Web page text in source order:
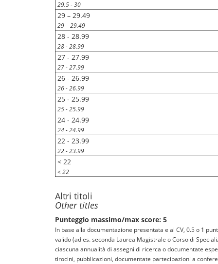
29.5 - 30
29 – 29.49
29 – 29.49
28 - 28.99
28 - 28.99
27 - 27.99
27 - 27.99
26 - 26.99
26 - 26.99
25 - 25.99
25 - 25.99
24 - 24.99
24 - 24.99
22 - 23.99
22 - 23.99
< 22
< 22
Altri titoli
Other titles
Punteggio massimo/max score: 5
In base alla documentazione presentata e al CV, 0.5 o 1
valido (ad es. seconda Laurea Magistrale o Corso di
ciascuna annualità di assegni di ricerca o documentate
tirocini, pubblicazioni, documentate partecipazioni a